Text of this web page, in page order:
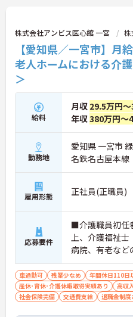
の対応や専門的な医療処置は看
負担が減ります
しやすく、初任者研修や実務者
専門性を高められます
高く、急なシフト変更や無理な
にくい人員体制です
・訪問スケジュールに沿って施
ため、月平均の残業時間は5時
・夜勤明けの翌日は原則として
編成が組まれており、しっかり
長期的な就業が可能です
＜評価制度でキャリアアップ＞
・介護福祉士や初任者研修など
夜勤回数がしっかりと給与に反
ーションを維持できます
・年次を問わずリーダーや主任
職へ昇格する事例も多数あり、
キャリア形成が可能です
株式会社アンビス医心館 一宮 株
【愛知県／一宮市】
老人ホームにおける介
＞
給料
月収 29.5万円
年収380万円～
勤務地
愛知県 一宮市
名鉄名古屋本線
雇用形態 正社員(正職員)
応募要件
■介護職員初任
上、介護福祉
病院、有老な
ブランク可
車通勤可 残業少なめ 年間休日110日
産休･育休･介護休暇取得実績あり
高収
社会保険完備
交通費支給 退職金制度